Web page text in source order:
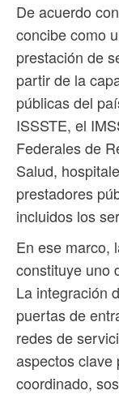
De acuerdo
concibe como
prestación de
partir de la
públicas del
ISSSTE, el
Federales de
Salud,
prestadores
incluidos los
En ese marco,
constituye uno
La integración
puertas de
redes de
aspectos clave
coordinado,